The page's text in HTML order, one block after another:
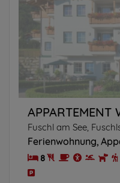
APPARTEMENT
Fuschl am See,
Ferienwohnung
8